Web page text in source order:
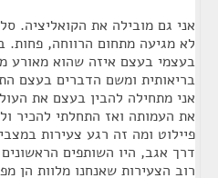
אני גם מובילה את הקואליציה.
לא מגיעה מתחום הרווחה, פחות.
בעצמי בעצם איזה שהוא מאורע
בריאותית ומשם הדברים בעצם
אני מתחילה להבין בעצם את
את העמותה ואז התחלתי להכיר
פיילוט ומה זה רגע צעירות
דרך אגב, היו השותפים
רוב הצעירות שאנחנו מלוות הן